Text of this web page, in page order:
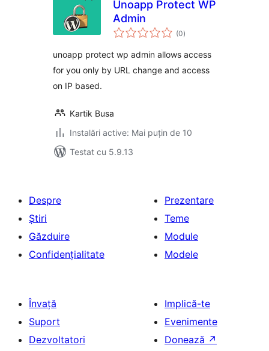
Unoapp Protect WP
Admin
(0total
aprecieri
)
unoapp protect wp admin allows access
for you only by URL change and access
on IP based.
Kartik Busa
Instalări active: Mai puțin de 10
Testat cu 5.9.13
Despre
Știri
Găzduire
Confidențialitate
Prezentare
Teme
Module
Modele
Învață
Suport
Dezvoltatori
Implică-te
Evenimente
Donează ↗